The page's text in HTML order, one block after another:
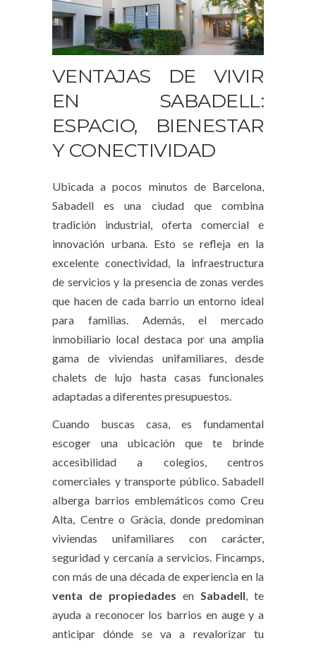
VENTAJAS DE VIVIR
EN SABADELL:
ESPACIO, BIENESTAR
Y CONECTIVIDAD
Ubicada a pocos minutos de Barcelona,
Sabadell es una ciudad que combina
tradición industrial, oferta comercial e
innovación urbana. Esto se refleja en la
excelente conectividad, la infraestructura
de servicios y la presencia de zonas verdes
que hacen de cada barrio un entorno ideal
para familias. Además, el mercado
inmobiliario local destaca por una amplia
gama de viviendas unifamiliares, desde
chalets de lujo hasta casas funcionales
adaptadas a diferentes presupuestos.
Cuando buscas casa, es fundamental
escoger una ubicación que te brinde
accesibilidad a colegios, centros
comerciales y transporte público. Sabadell
alberga barrios emblemáticos como Creu
Alta, Centre o Gràcia, donde predominan
viviendas unifamiliares con carácter,
seguridad y cercanía a servicios. Fincamps,
con más de una década de experiencia en la
venta de propiedades en Sabadell, te
ayuda a reconocer los barrios en auge y a
anticipar dónde se va a revalorizar tu